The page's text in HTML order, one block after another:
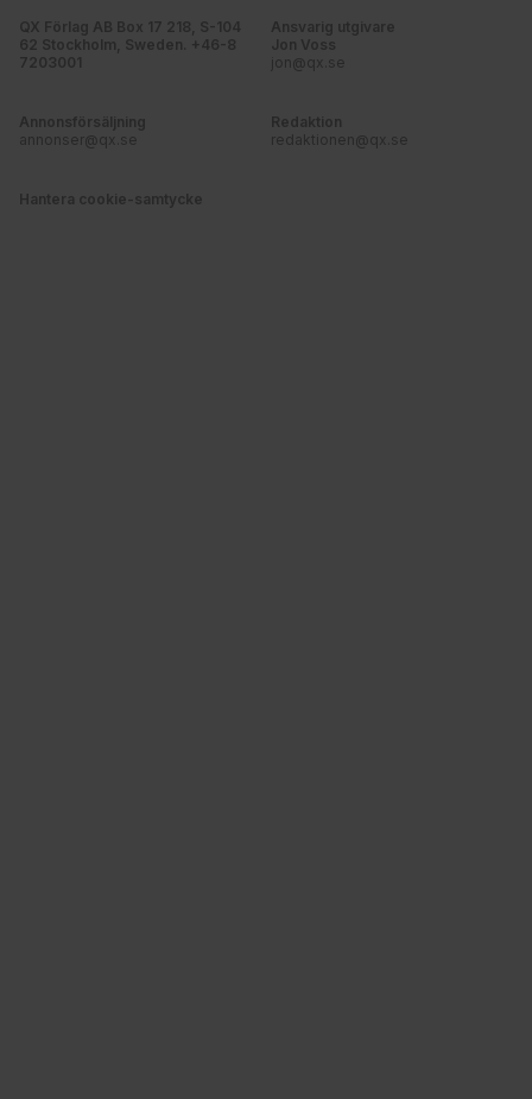
QX Förlag AB Box 17 218, S-104
62 Stockholm, Sweden. +46-8
7203001
Ansvarig utgivare
Jon Voss
jon@qx.se
Annonsförsäljning
annonser@qx.se
Redaktion
redaktionen@qx.se
Hantera cookie-samtycke